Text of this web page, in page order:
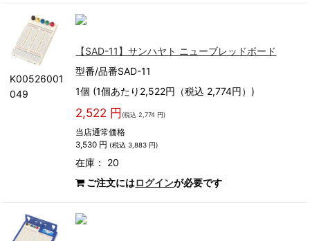
K00526001
049
【SAD-11】サンハヤト ニューブレッドボード
型番/品番SAD-11
1個 (1個あたり2,522円（税込 2,774円）)
2,522 円 (税込 2,774 円)
当店通常価格
3,530 円 (税込 3,883 円)
在庫： 20
ご注文にはログインが必要です